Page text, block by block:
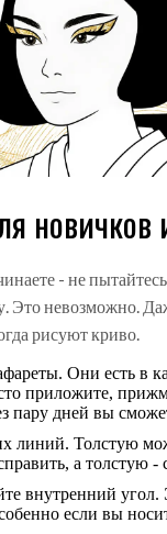
новичков
- не
Это невозможно.
рисуют криво.
Они есть в
приложите,
пару дней вы
линий. Толстую
а толстую -
внутренний угол.
если вы